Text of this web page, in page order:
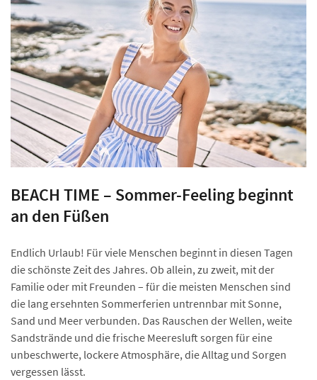
BEACH TIME – Sommer-Feeling beginnt
an den Füßen
Endlich Urlaub! Für viele Menschen beginnt in diesen Tagen
die schönste Zeit des Jahres. Ob allein, zu zweit, mit der
Familie oder mit Freunden – für die meisten Menschen sind
die lang ersehnten Sommerferien untrennbar mit Sonne,
Sand und Meer verbunden. Das Rauschen der Wellen, weite
Sandstrände und die frische Meeresluft sorgen für eine
unbeschwerte, lockere Atmosphäre, die Alltag und Sorgen
vergessen lässt.